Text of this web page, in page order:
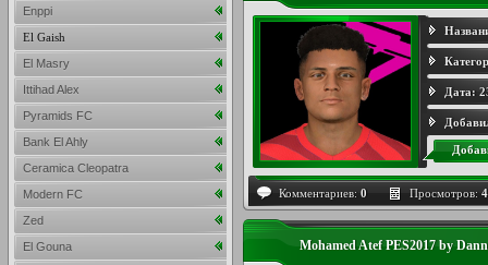
Дата:
Комментариев: 0 Просмотров:
Mohamed Atef PES2017 by
Enppi
El Gaish
El Masry
Ittihad Alex
Pyramids FC
Bank El Ahly
Ceramica Cleopatra
Modern FC
Zed
El Gouna